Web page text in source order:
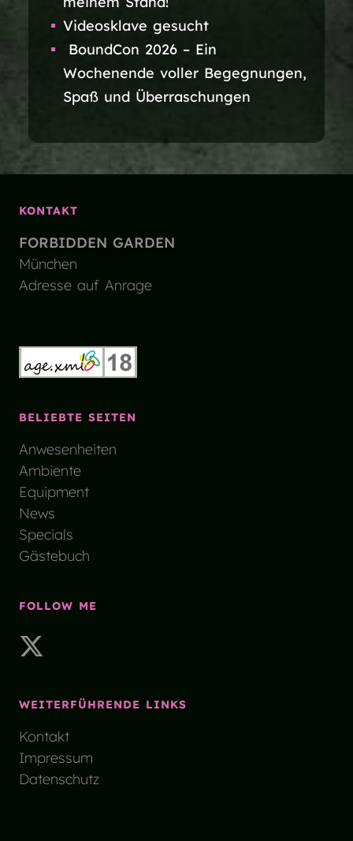
Videosklave gesucht
BoundCon 2026 – Ein
Wochenende voller Begegnungen,
Spaß und Überraschungen
KONTAKT
FORBIDDEN GARDEN
München
Adresse auf Anrage
BELIEBTE SEITEN
Anwesenheiten
Ambiente
Equipment
News
Specials
Gästebuch
FOLLOW ME
WEITERFÜHRENDE LINKS
Kontakt
Impressum
Datenschutz